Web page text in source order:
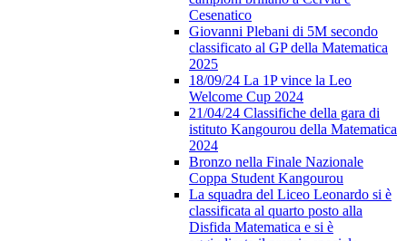
Cesenatico
Giovanni Plebani di 5M secondo
classificato al GP della Matematica
2025
18/09/24 La 1P vince la Leo
Welcome Cup 2024
21/04/24 Classifiche della gara di
istituto Kangourou della Matematica
2024
Bronzo nella Finale Nazionale
Coppa Student Kangourou
La squadra del Liceo Leonardo si è
classificata al quarto posto alla
Disfida Matematica e si è